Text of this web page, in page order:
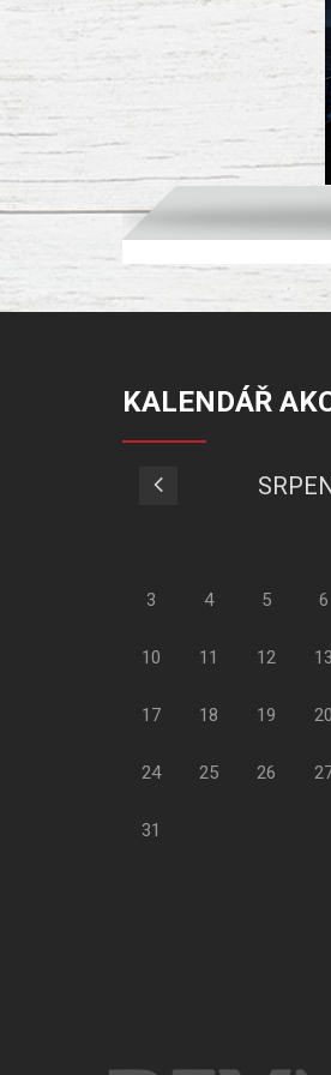
KALENDÁŘ
3 4 5 6
10 11 12 13
17 18 19 20
24 25 26
31